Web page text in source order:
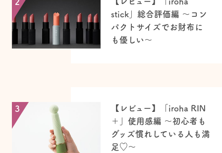
2
stick」総合評価編 ～コン
パクトサイズでお財布に
も優しい〜
3
【レビュー】「iroha RIN
＋」使用感編 〜初心者も
グッズ慣れしている人も満
足♡～